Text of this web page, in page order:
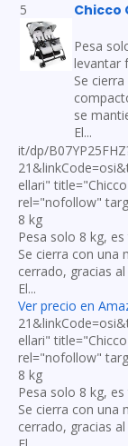
5 Chicco
Pesa
levantar
Se
se
El...
it/dp/
ellari"
rel="nofollow"
8 kg
Pesa solo 8 kg,
Se cierra con una
cerrado, gracias
El...
Ver precio en
ellari"
rel="nofollow"
8 kg
Pesa solo 8 kg,
Se cierra con una
cerrado, gracias